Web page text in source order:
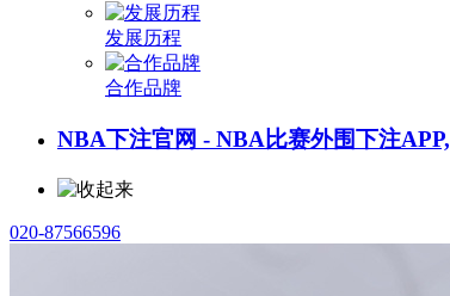
发展历程
合作品牌
NBA下注官网 - NBA比赛外围下注APP,
020-87566596